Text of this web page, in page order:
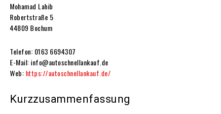
Mohamad Lahib
Robertstraße 5
44809 Bochum
Telefon: 0163 6694307
E-Mail: info@autoschnellankauf.de
Web: https://autoschnellankauf.de/
Kurzzusammenfassung